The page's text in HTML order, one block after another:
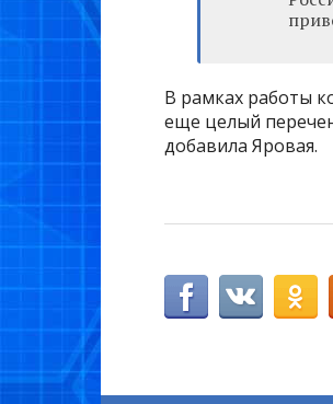
В рамках работы
еще целый
добавила Яровая.